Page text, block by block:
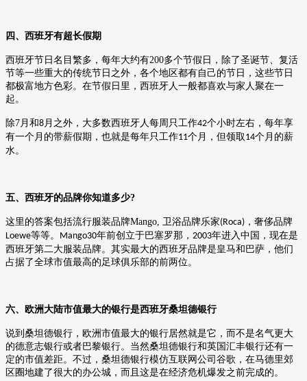
四、西班牙有超长假期
西班牙节日名目繁多，每年大约有200多个节假日，除了圣诞节、复活
节等一些重大的传统节日之外，各个地区都有自己的节日，这些节日
都极富地方色彩。在节假日里，西班牙人一般都喜欢与家人聚在一
起。
除7 月和8 月之外，大多数西班牙人每周只工作42个小时左右，每年享
有一个月的带薪假期，也就是每年只工作11个月，但领取 14个月的薪
水。
五、西班牙的品牌你知道多少?
这里的答案包括流行服装品牌Mango, 卫浴品牌乐家(Roca) ，奢侈品牌
Loewe等等。 Mango30年前创立于巴塞罗那， 2003年进入中国，现在是
西班牙第二大服装品牌。其实最大的西班牙品牌是皇马和巴萨，他们
占据了全球市值最高的足球俱乐部的前两位。
六、欧洲大陆市值最大的银行是西班牙桑坦德银行
说到桑坦德银行，欧洲市值最大的银行居然就是它，而不是名气更大
的德意志银行或者巴黎银行。当然桑坦德银行和英国汇丰银行还有一
定的市值差距。不过，桑坦德银行模仿互联网公司谷歌，在马德里郊
区圈地建了很大的办公城，而且这是在经济危机爆发之前完成的。